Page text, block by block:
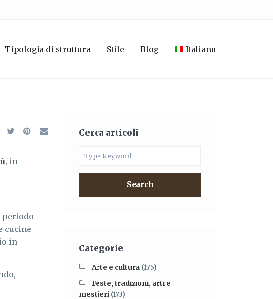
Tipologia di struttura Stile Blog Italiano
, in
periodo
cucine
in
Cerca articoli
Search
Categorie
Arte e cultura (175)
Feste, tradizioni, arti e
mestieri (173)